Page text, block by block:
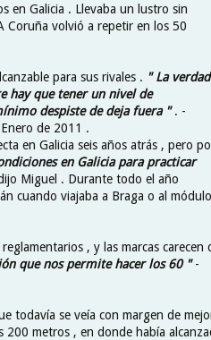
en Galicia . Llevaba un lustro sin
Coruña volvió a repetir en los 50
para sus rivales . " La verdad
hay que tener un nivel de
despiste de deja fuera ". -
de 2011 .
en Galicia seis años atrás , pero
en Galicia para practicar
Miguel . Durante todo el año
cuando viajaba a Braga o al módulo
, y las marcas carecen
que nos permite hacer los 60 "-
todavía se veía con margen de
metros , en donde había